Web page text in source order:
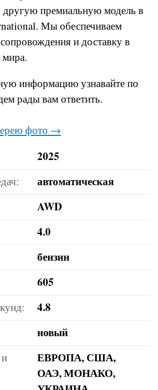
премиальную модель в
Мы обеспечиваем
и доставку в
информацию узнавайте по
рады вам ответить.
фото →
2025
автоматическая
AWD
4.0
бензин
605
4.8
новый
ЕВРОПА, США,
ОАЭ, МОНАКО,